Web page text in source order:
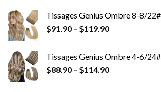
Tissages Genius Ombre 8-8/
$91.90 – $119.90
Tissages Genius Ombre 4-6/
$88.90 – $114.90